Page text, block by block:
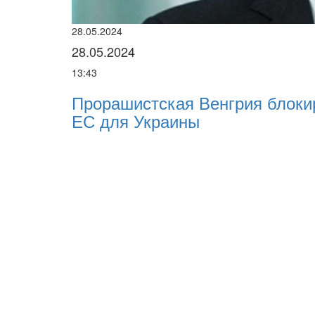
28.05.2024
28.05.2024
13:43
Прорашистская Венгрия
ЕС для Украины